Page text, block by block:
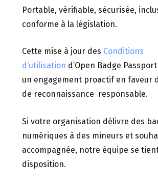
Portable, vérifiable, sécurisée,
conforme à la législation.
Cette mise à jour des Conditions
d’utilisation d’Open Badge
un engagement proactif en faveur
de reconnaissance responsable.
Si votre organisation délivre des
numériques à des mineurs et
accompagnée, notre équipe se
disposition.